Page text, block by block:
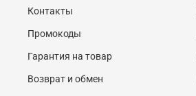
Контакты
Промокоды
Гарантия на товар
Возврат и обмен